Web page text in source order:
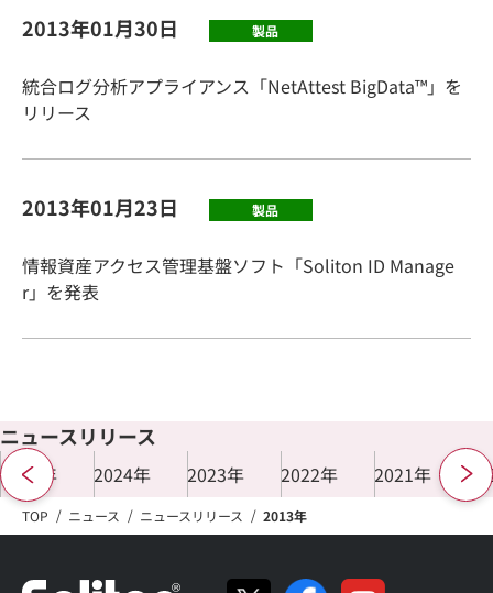
2013年01月30日 製品
統合ログ分析アプライアンス「NetAttest BigData™」を
リリース
2013年01月23日 製品
情報資産アクセス管理基盤ソフト「Soliton ID Manage
r」を発表
ニュースリリース
2025年 2024年 2023年 2022年 2021年
TOP ニュース ニュースリリース 2013年